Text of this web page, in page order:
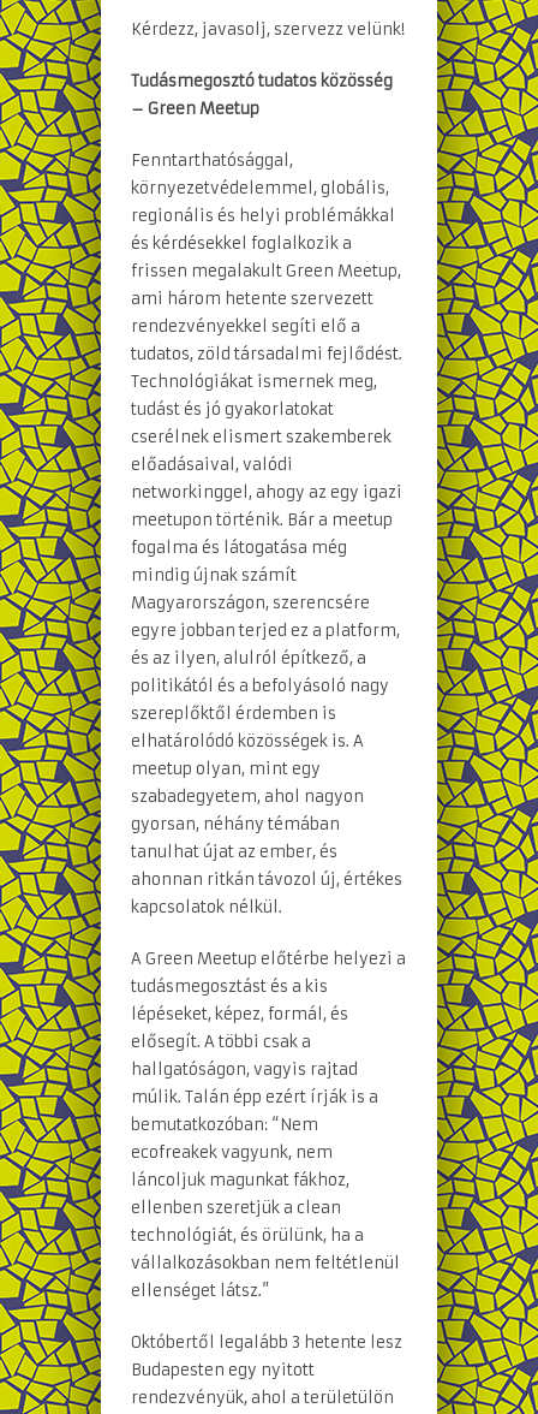
Kérdezz, javasolj, szervezz velünk!
Tudásmegosztó tudatos közösség
– Green Meetup
Fenntarthatósággal,
környezetvédelemmel, globális,
regionális és helyi problémákkal
és kérdésekkel foglalkozik a
frissen megalakult Green Meetup,
ami három hetente szervezett
rendezvényekkel segíti elő a
tudatos, zöld társadalmi fejlődést.
Technológiákat ismernek meg,
tudást és jó gyakorlatokat
cserélnek elismert szakemberek
előadásaival, valódi
networkinggel, ahogy az egy igazi
meetupon történik. Bár a meetup
fogalma és látogatása még
mindig újnak számít
Magyarországon, szerencsére
egyre jobban terjed ez a platform,
és az ilyen, alulról építkező, a
politikától és a befolyásoló nagy
szereplőktől érdemben is
elhatárolódó közösségek is. A
meetup olyan, mint egy
szabadegyetem, ahol nagyon
gyorsan, néhány témában
tanulhat újat az ember, és
ahonnan ritkán távozol új, értékes
kapcsolatok nélkül.
A Green Meetup előtérbe helyezi a
tudásmegosztást és a kis
lépéseket, képez, formál, és
elősegít. A többi csak a
hallgatóságon, vagyis rajtad
múlik. Talán épp ezért írják is a
bemutatkozóban: “Nem
ecofreakek vagyunk, nem
láncoljuk magunkat fákhoz,
ellenben szeretjük a clean
technológiát, és örülünk, ha a
vállalkozásokban nem feltétlenül
ellenséget látsz.”
Októbertől legalább 3 hetente lesz
Budapesten egy nyitott
rendezvényük, ahol a területülön